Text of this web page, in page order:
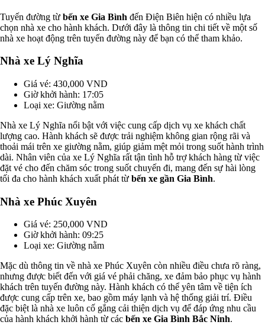
Tuyến đường từ bến xe Gia Bình đến Điện Biên hiện có nhiều lựa
chọn nhà xe cho hành khách. Dưới đây là thông tin chi tiết về một số
nhà xe hoạt động trên tuyến đường này để bạn có thể tham khảo.
Nhà xe Lý Nghĩa
Giá vé: 430,000 VND
Giờ khởi hành: 17:05
Loại xe: Giường nằm
Nhà xe Lý Nghĩa nổi bật với việc cung cấp dịch vụ xe khách chất
lượng cao. Hành khách sẽ được trải nghiệm không gian rộng rãi và
thoải mái trên xe giường nằm, giúp giảm mệt mỏi trong suốt hành trình
dài. Nhân viên của xe Lý Nghĩa rất tận tình hỗ trợ khách hàng từ việc
đặt vé cho đến chăm sóc trong suốt chuyến đi, mang đến sự hài lòng
tối đa cho hành khách xuất phát từ bến xe gần Gia Bình.
Nhà xe Phúc Xuyên
Giá vé: 250,000 VND
Giờ khởi hành: 09:25
Loại xe: Giường nằm
Mặc dù thông tin về nhà xe Phúc Xuyên còn nhiều điều chưa rõ ràng,
nhưng được biết đến với giá vé phải chăng, xe đảm bảo phục vụ hành
khách trên tuyến đường này. Hành khách có thể yên tâm về tiện ích
được cung cấp trên xe, bao gồm máy lạnh và hệ thống giải trí. Điều
đặc biệt là nhà xe luôn cố gắng cải thiện dịch vụ để đáp ứng nhu cầu
của hành khách khởi hành từ các bến xe Gia Bình Bắc Ninh.